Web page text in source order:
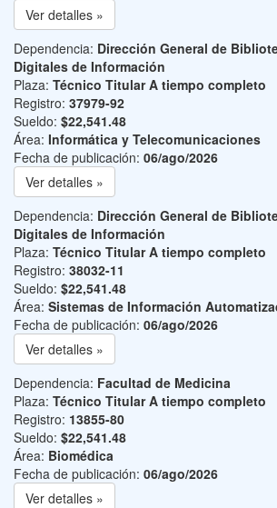
Ver detalles »
Dependencia: Dirección General de
Digitales de Información
Plaza: Técnico Titular A tiempo completo
Registro: 37979-92
Sueldo: $22,541.48
Área: Informática y Telecomunicaciones
Fecha de publicación: 06/ago/2026
Ver detalles »
Dependencia: Dirección General de
Digitales de Información
Plaza: Técnico Titular A tiempo completo
Registro: 38032-11
Sueldo: $22,541.48
Área: Sistemas de Información
Fecha de publicación: 06/ago/2026
Ver detalles »
Dependencia: Facultad de Medicina
Plaza: Técnico Titular A tiempo completo
Registro: 13855-80
Sueldo: $22,541.48
Área: Biomédica
Fecha de publicación: 06/ago/2026
Ver detalles »